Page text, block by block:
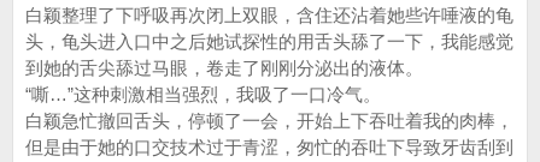
白颖整理了下呼吸再次闭上双眼，含住还沾着她些许唾液的龟
头，龟头进入口中之后她试探性的用舌头舔了一下，我能感觉
到她的舌尖舔过马眼，卷走了刚刚分泌出的液体。
“嘶…”这种刺激相当强烈，我吸了一口冷气。
白颖急忙撤回舌头，停顿了一会，开始上下吞吐着我的肉棒，
但是由于她的口交技术过于青涩，匆忙的吞吐下导致牙齿刮到